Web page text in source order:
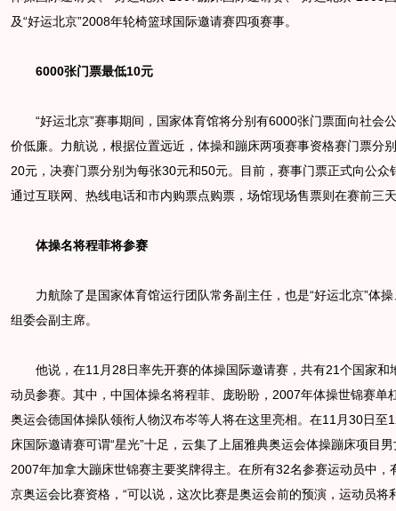
及“好运北京”2008年轮椅篮球国际邀请赛四项赛事。
6000张门票最低10元
“好运北京”赛事期间，国家体育馆将分别有6000张门票面向社会
价低廉。力航说，根据位置远近，体操和蹦床两项赛事资格赛门票分
20元，决赛门票分别为每张30元和50元。目前，赛事门票正式向公众
通过互联网、热线电话和市内购票点购票，场馆现场售票则在赛前三天
体操名将程菲将参赛
力航除了是国家体育馆运行团队常务副主任，也是“好运北京”体操
组委会副主席。
他说，在11月28日率先开赛的体操国际邀请赛，共有21个国家和
动员参赛。其中，中国体操名将程菲、庞盼盼，2007年体操世锦赛单
奥运会德国体操队领衔人物汉布岑等人将在这里亮相。在11月30日至
床国际邀请赛可谓“星光”十足，云集了上届雅典奥运会体操蹦床项目
2007年加拿大蹦床世锦赛主要奖牌得主。在所有32名参赛运动员中，
京奥运会比赛资格，“可以说，这次比赛是奥运会前的预演，运动员将